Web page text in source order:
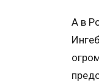
А в